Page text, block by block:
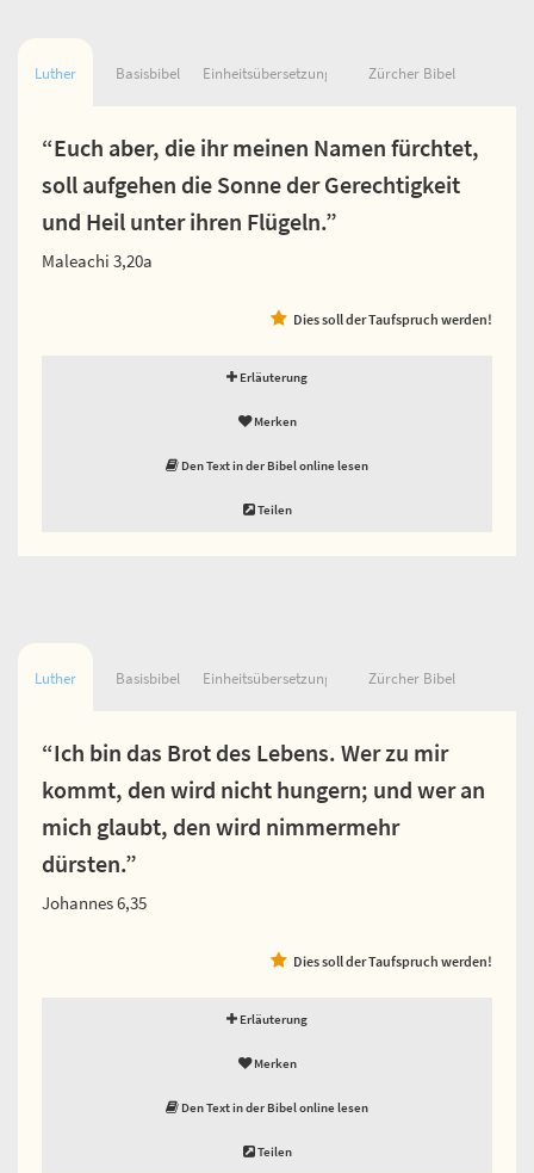
Luther Basisbibel Einheitsübersetzung Zürcher Bibel
“Euch aber, die ihr meinen Namen fürchtet,
soll aufgehen die Sonne der Gerechtigkeit
und Heil unter ihren Flügeln.”
Maleachi 3,20a
Dies soll der Taufspruch werden!
Erläuterung
Merken
Den Text in der Bibel online lesen
Teilen
Luther Basisbibel Einheitsübersetzung Zürcher Bibel
“Ich bin das Brot des Lebens. Wer zu mir
kommt, den wird nicht hungern; und wer an
mich glaubt, den wird nimmermehr
dürsten.”
Johannes 6,35
Dies soll der Taufspruch werden!
Erläuterung
Merken
Den Text in der Bibel online lesen
Teilen